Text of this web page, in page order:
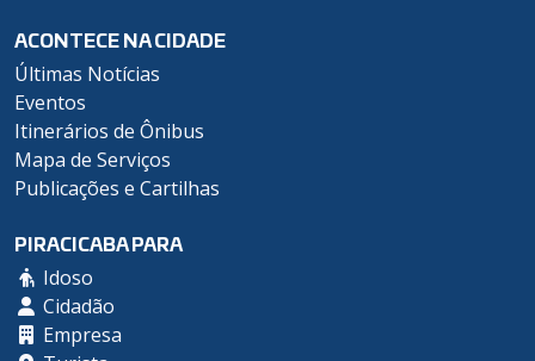
ACONTECE NA CIDADE
Últimas Notícias
Eventos
Itinerários de Ônibus
Mapa de Serviços
Publicações e Cartilhas
PIRACICABA PARA
Idoso
Cidadão
Empresa